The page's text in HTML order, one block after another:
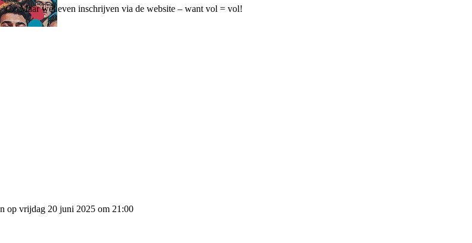
👉 Maar wél even inschrijven via de website – want vol = vol!
op vrijdag 20 juni 2025 om 21:00